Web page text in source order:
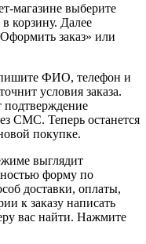
магазине выберите
корзину. Далее
заказ» или
ФИО, телефон и
условия заказа.
подтверждение
СМС. Теперь останется
покупке.
выглядит
форму по
доставки, оплаты,
к заказу написать
вас найти. Нажмите